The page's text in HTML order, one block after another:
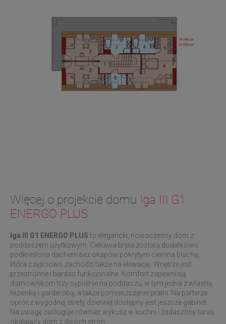
Więcej o projekcie domu Iga III G1
ENERGO PLUS
Iga III G1 ENERGO PLUS to elegancki, nowoczesny dom z
poddaszem użytkowym. Ciekawa bryła została dodatkowo
podkreślona dachem bez okapów pokrytym ciemna blachą,
która częściowo zachodzi także na elewację. Wnętrze jest
przestronne i bardzo funkcjonalne. Komfort zapewniają
domownikom trzy sypialnie na poddaszu, w tym jedna z własną
łazienką i garderobą, a także pomieszczenie pralni. Na parterze
oprócz wygodnej strefy dziennej dostępny jest jeszcze gabinet.
Na uwagę zasługuje również wykusz w kuchni i zadaszony taras
okalający dom z dwóch stron.